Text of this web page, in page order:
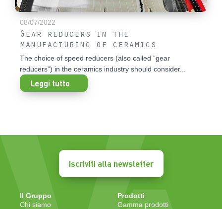
08/07/2022
Gear reducers in the
manufacturing of ceramics
The choice of speed reducers (also called “gear
reducers”) in the ceramics industry should consider...
Leggi tutto
Iscriviti alla newsletter
Il Gruppo
Chi siamo
Prodotti
Gamma prodotti